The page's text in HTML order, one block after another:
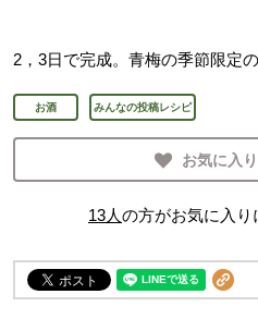
2，3日で完成。青梅の季節限定
お酒 みんなの投稿レシピ
お気に入
13人の方がお気に入り